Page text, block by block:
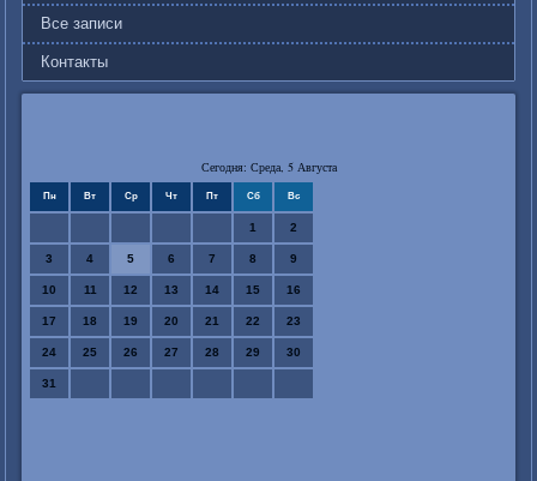
Все записи
Контакты
Сегодня: Среда, 5 Августа
Пн Вт Ср Чт Пт Сб Вс
1 2
3 4 5 6 7 8 9
10 11 12 13 14 15 16
17 18 19 20 21 22 23
24 25 26 27 28 29 30
31